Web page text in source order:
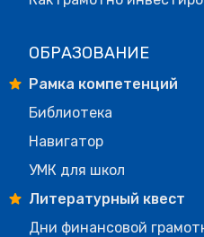
ОБРАЗОВАНИЕ
Рамка компетенций
Библиотека
Навигатор
УМК для школ
Литературный квест
Дни финансовой